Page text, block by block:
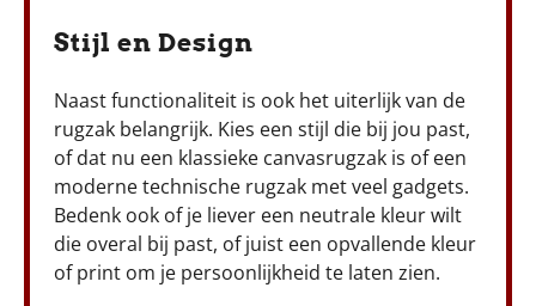
Stijl en Design
Naast functionaliteit is ook het uiterlijk van de
rugzak belangrijk. Kies een stijl die bij jou past,
of dat nu een klassieke canvasrugzak is of een
moderne technische rugzak met veel gadgets.
Bedenk ook of je liever een neutrale kleur wilt
die overal bij past, of juist een opvallende kleur
of print om je persoonlijkheid te laten zien.